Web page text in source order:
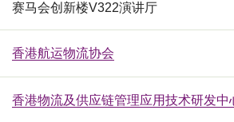
赛马会创新楼V322演讲厅
香港航运物流协会
香港物流及供应链管理应用技术研发中